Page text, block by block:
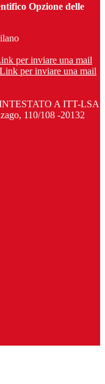
Opzione delle
per inviare una mail
Link per inviare una mail
A ITT-LSA
110/108 -20132